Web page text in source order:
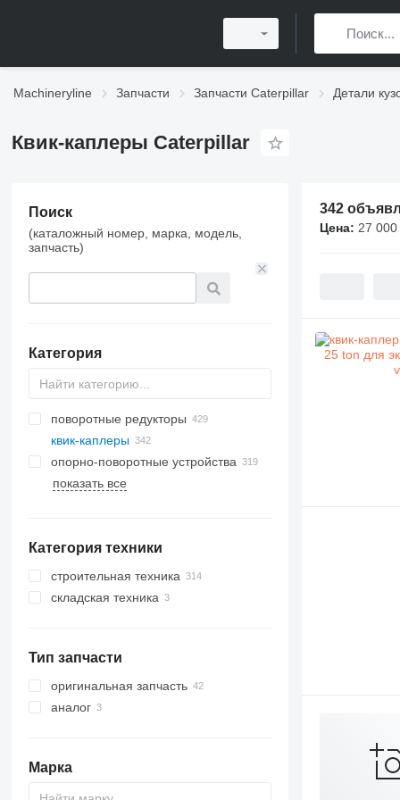
Machineryline Запчасти Запчасти Caterpillar Детали
Квик-каплеры Caterpillar
Поиск
(каталожный номер, марка, модель,
запчасть)
Категория
поворотные редукторы
квик-каплеры
опорно-поворотные устройства
показать все
Категория техники
строительная техника
экскаваторы
бульдозеры
грейдеры
строительные погрузчики
мини-погрузчики
мини-погрузчики гусеничные
другая спецтехника
складская техника
Тип запчасти
оригинальная запчасть
аналог
Марка
342
Цена: 27